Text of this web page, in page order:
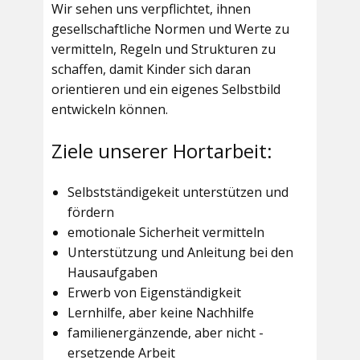
Wir sehen uns verpflichtet, ihnen
gesellschaftliche Normen und Werte zu
vermitteln, Regeln und Strukturen zu
schaffen, damit Kinder sich daran
orientieren und ein eigenes Selbstbild
entwickeln können.
Ziele unserer Hortarbeit:
Selbstständigekeit unterstützen und
fördern
emotionale Sicherheit vermitteln
Unterstützung und Anleitung bei den
Hausaufgaben
Erwerb von Eigenständigkeit
Lernhilfe, aber keine Nachhilfe
familienergänzende, aber nicht -
ersetzende Arbeit